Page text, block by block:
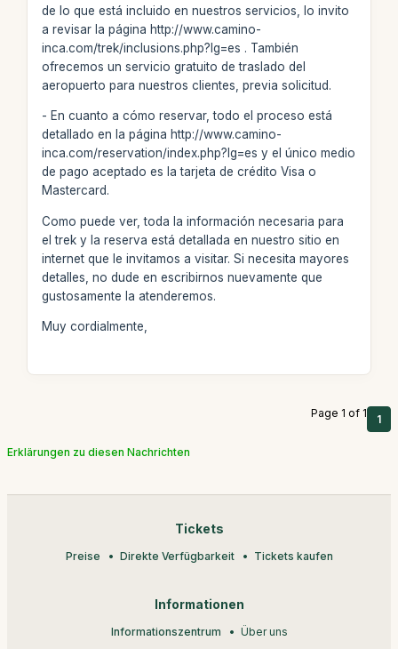
de lo que está incluido en nuestros servicios, lo invito
a revisar la página http://www.camino-
inca.com/trek/inclusions.php?lg=es . También
ofrecemos un servicio gratuito de traslado del
aeropuerto para nuestros clientes, previa solicitud.
- En cuanto a cómo reservar, todo el proceso está
detallado en la página http://www.camino-
inca.com/reservation/index.php?lg=es y el único medio
de pago aceptado es la tarjeta de crédito Visa o
Mastercard.
Como puede ver, toda la información necesaria para
el trek y la reserva está detallada en nuestro sitio en
internet que le invitamos a visitar. Si necesita mayores
detalles, no dude en escribirnos nuevamente que
gustosamente la atenderemos.
Muy cordialmente,
Page 1 of 1 1
Erklärungen zu diesen Nachrichten
Tickets
Preise Direkte Verfügbarkeit Tickets kaufen
Informationen
Informationszentrum Über uns